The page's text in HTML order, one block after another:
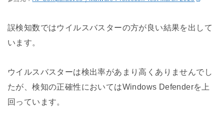
誤検知数ではウイルスバスターの方が良い結果を出して
います。
ウイルスバスターは検出率があまり高くありませんでし
たが、検知の正確性においてはWindows Defenderを上
回っています。